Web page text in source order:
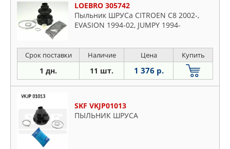
LOEBRO 305742
Пыльник ШРУСа CITROEN C8 2002-,
EVASION 1994-02, JUMPY 1994-
Срок поставки Наличие Цена Купить
1 дн. 11 шт. 1 376 р.
SKF VKJP01013
ПЫЛЬНИК ШРУСА